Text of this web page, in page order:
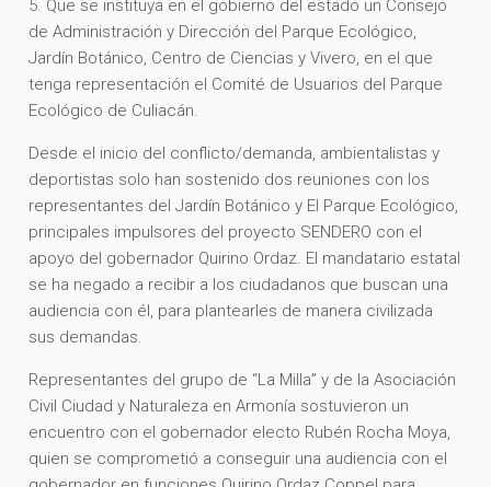
5. Que se instituya en el gobierno del estado un Consejo
de Administración y Dirección del Parque Ecológico,
Jardín Botánico, Centro de Ciencias y Vivero, en el que
tenga representación el Comité de Usuarios del Parque
Ecológico de Culiacán.
Desde el inicio del conflicto/demanda, ambientalistas y
deportistas solo han sostenido dos reuniones con los
representantes del Jardín Botánico y El Parque Ecológico,
principales impulsores del proyecto SENDERO con el
apoyo del gobernador Quirino Ordaz. El mandatario estatal
se ha negado a recibir a los ciudadanos que buscan una
audiencia con él, para plantearles de manera civilizada
sus demandas.
Representantes del grupo de “La Milla” y de la Asociación
Civil Ciudad y Naturaleza en Armonía sostuvieron un
encuentro con el gobernador electo Rubén Rocha Moya,
quien se comprometió a conseguir una audiencia con el